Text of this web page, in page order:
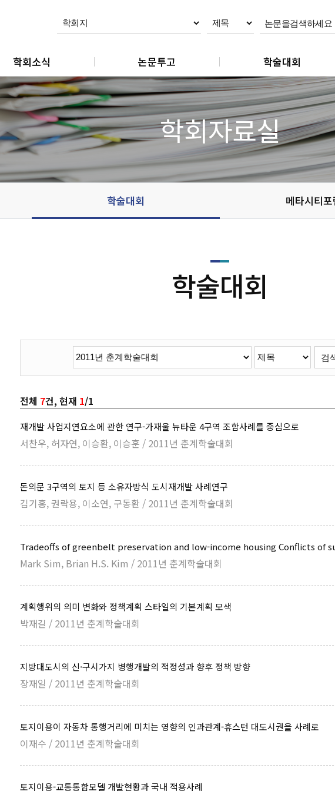
학회소식
공지사항
학회활동
관련소식
개인회원동정
단체 및 기관소식
논문투고
논문제출
논문 작성지침
논문 편집규정
논문 윤리규정
학술대회
춘계학술대회
추계학술대회
학회자료실
학술대회 메타시티포
학술대회
전체 7건, 현재 1/1
재개발 사업지연요소에 관한 연구-가재울 뉴타운 4구역 조합사례를 중심으로
서찬우, 허자연, 이승환, 이승훈 / 2011년 춘계학술대회
돈의문 3구역의 토지 등 소유자방식 도시재개발 사례연구
김기홍, 권락용, 이소연, 구동환 / 2011년 춘계학술대회
Tradeoffs of greenbelt preservation and low-income housing Conflicts of
Mark Sim, Brian H.S. Kim / 2011년 춘계학술대회
계획행위의 의미 변화와 정책계획 스타일의 기본계획 모색
박재길 / 2011년 춘계학술대회
지방대도시의 신·구시가지 병행개발의 적정성과 향후 정책 방향
장재일 / 2011년 춘계학술대회
토지이용이 자동차 통행거리에 미치는 영향의 인과관계-휴스턴 대도시권을 사례로
이재수 / 2011년 춘계학술대회
토지이용-교통통합모델 개발현황과 국내 적용사례